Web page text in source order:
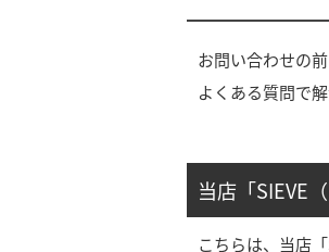
お問い合わせの
よくある質問で
当店「SIEVE
こちらは、当店